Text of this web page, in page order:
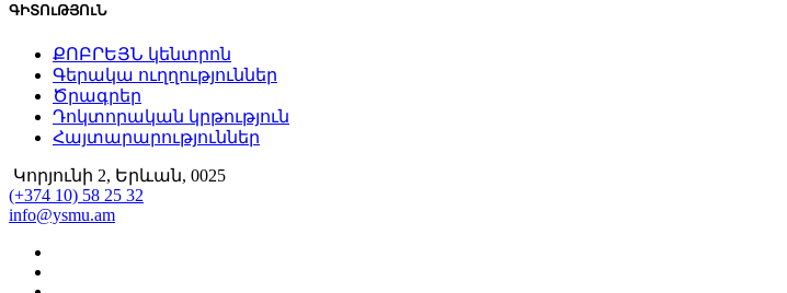
ԳԻՏՈւԹՅՈւՆ
ՔՈԲՐԵՅՆ կենտրոն
Գերակա ուղղություններ
Ծրագրեր
Դոկտորական կրթություն
Հայտարարություններ
Կորյունի 2, Երևան, 0025
(+374 10) 58 25 32
info@ysmu.am